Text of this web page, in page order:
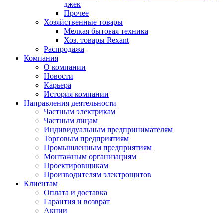
джек
Прочее
Хозяйственные товары
Мелкая бытовая техника
Хоз. товары Rexant
Распродажа
Компания
О компании
Новости
Карьера
История компании
Направления деятельности
Частным электрикам
Частным лицам
Индивидуальным предпринимателям
Торговым предприятиям
Промышленным предприятиям
Монтажным организациям
Проектировщикам
Производителям электрощитов
Клиентам
Оплата и доставка
Гарантия и возврат
Акции